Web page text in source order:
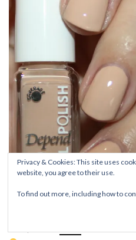
Ja det var så hele efterårs/vinter
kan købes nu iMataseller hvor du
Privacy & Cookies: This site uses
website, you agree to their use.
To find out more, including how to